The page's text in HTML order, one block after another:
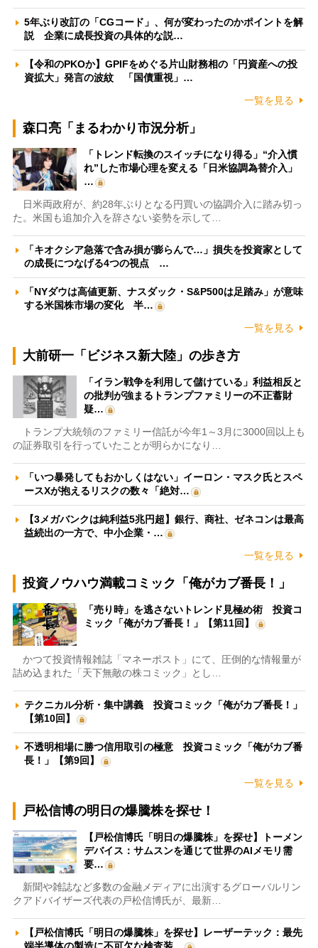
5年ぶり改訂の「CGコード」、何が変わったのかポイントを解
説 企業に成長投資の具体的な説…
【令和のPKOか】GPIFをめぐる片山財務相の「円資産への投
資拡大」発言の波紋 「国債重視」…
一覧を見る
森口亮「まるわかり市況分析」
「トレンド転換のスイッチになり得る」“介入慣
れ”した市場心理を変える「日米協調為替介入」
…
日米両政府が、約28年ぶりとなる円買いの協調介入に踏み切っ
た。米国も追加介入を辞さない姿勢を示して…
「キオクシア急落で含み損が膨らんで…」損失を投資家として
の成長につなげる4つの視点 …
「NYダウは高値更新、ナスダック・S&P500は足踏み」が意味
する米国株市場の変化 半…
一覧を見る
大前研一「ビジネス新大陸」の歩き方
「イラン戦争を利用して儲けている」利益相反と
の批判が強まるトランプファミリーの不正蓄財
疑…
トランプ大統領のファミリー信託が今年1～3月に3000回以上も
の証券取引を行っていたことが明らかになり…
「いつ暴発してもおかしくはない」イーロン・マスク氏とスペ
ースXが抱えるリスクの数々「絶対…
【3メガバンクは純利益5兆円超】銀行、商社、ゼネコンは最高
益続出の一方で、中小企業・…
一覧を見る
投資ノウハウ満載コミック「俺がカブ番長！」
「売り時」を逃さないトレンド見極め術 投資コ
ミック「俺がカブ番長！」【第11回】
かつて投資情報雑誌「マネーポスト」にて、圧倒的な情報量が
詰め込まれた「天下無敵の株コミック」とし…
テクニカル分析・集中講義 投資コミック「俺がカブ番長！」
【第10回】
不透明相場に勝つ信用取引の極意 投資コミック「俺がカブ番
長！」【第9回】
一覧を見る
戸松信博の明日の爆騰株を探せ！
【戸松信博氏「明日の爆騰株」を探せ】トーメン
デバイス：サムスンを通じて世界のAIメモリ需
要…
新聞や雑誌など多数の金融メディアに出演するグローバルリン
クアドバイザーズ代表の戸松信博氏が、最新…
【戸松信博氏「明日の爆騰株」を探せ】レーザーテック：最先